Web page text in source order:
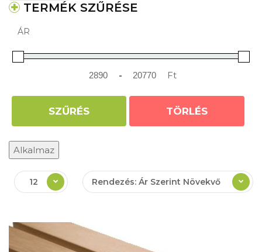
TERMÉK SZŰRÉSE
ÁR
- Ft
SZŰRÉS TÖRLÉS
Alkalmaz
Rendezés: Ár Szerint Növekvő
12